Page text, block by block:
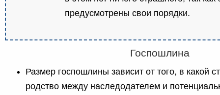
предусмотрены свои порядки.
Госпошлина
Размер госпошлины зависит от того, в какой
родство между наследодателем и